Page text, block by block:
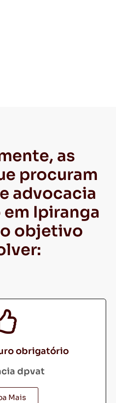
as
procuram
advocacia
Ipiranga
objetivo
obrigatório
dpvat
Mais